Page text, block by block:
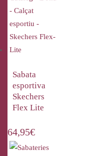
Sabata
esportiva
Skechers
Flex Lite
64,95€